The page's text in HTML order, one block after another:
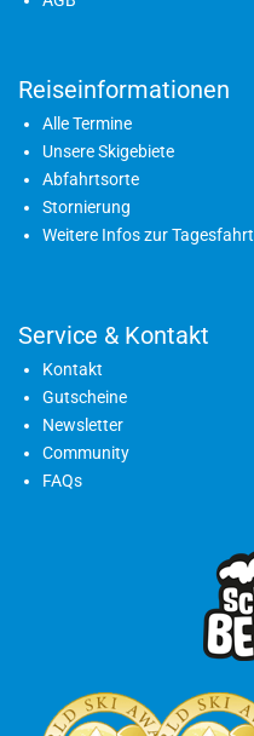
Reiseinformationen
Alle Termine
Unsere Skigebiete
Abfahrtsorte
Stornierung
Weitere Infos zur Tagesfahrt
Service & Kontakt
Kontakt
Gutscheine
Newsletter
Community
FAQs